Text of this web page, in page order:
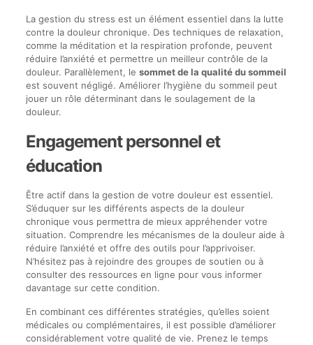
La gestion du stress est un élément essentiel dans la lutte
contre la douleur chronique. Des techniques de relaxation,
comme la méditation et la respiration profonde, peuvent
réduire l’anxiété et permettre un meilleur contrôle de la
douleur. Parallèlement, le sommet de la qualité du sommeil
est souvent négligé. Améliorer l’hygiène du sommeil peut
jouer un rôle déterminant dans le soulagement de la
douleur.
Engagement personnel et
éducation
Être actif dans la gestion de votre douleur est essentiel.
S’éduquer sur les différents aspects de la douleur
chronique vous permettra de mieux appréhender votre
situation. Comprendre les mécanismes de la douleur aide à
réduire l’anxiété et offre des outils pour l’apprivoiser.
N’hésitez pas à rejoindre des groupes de soutien ou à
consulter des ressources en ligne pour vous informer
davantage sur cette condition.
En combinant ces différentes stratégies, qu’elles soient
médicales ou complémentaires, il est possible d’améliorer
considérablement votre qualité de vie. Prenez le temps